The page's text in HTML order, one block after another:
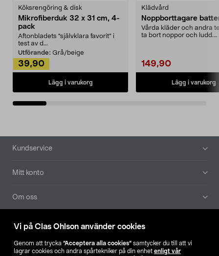
Vi på Clas Ohlson använder cookies
Genom att trycka ”Acceptera alla cookies” samtycker du till att vi
lagrar cookies och andra spårtekniker på din enhet enligt vår
Köksrengöring & disk
Mikrofiberduk 32 x 31 cm, 4-
pack
Aftonbladets "självklara favorit” i
test av d...
Utförande: Grå/beige
39,90
Lägg i varukorg
Klädvård
Noppborttagare
Vårda kläder och andra
ta bort noppor och ludd.
149,90
Lägg i varukorg
Sidfot
Kundservice
Mitt konto
Om oss
Aktuellt
Våra bolag